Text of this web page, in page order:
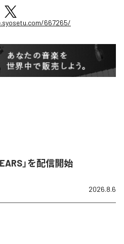
667265/
」を配信開始
2026.8.6